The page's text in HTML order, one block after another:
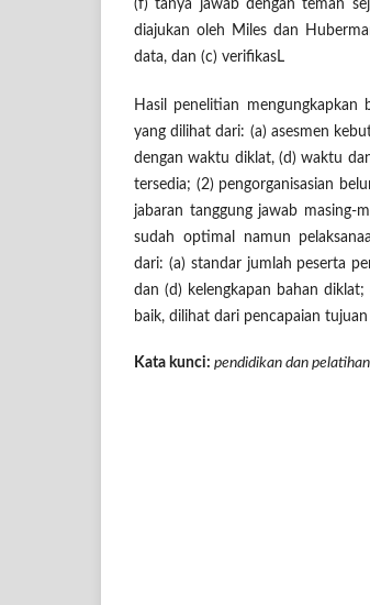
(f) tanya jawab dengan teman
diajukan oleh Miles dan
data, dan (c) verifikasL
Hasil penelitian mengungkapkan
yang dilihat dari: (a) asesmen
dengan waktu diklat, (d) waktu
tersedia; (2) pengorganisasian
jabaran tanggung jawab masing-
sudah optimal namun
dari: (a) standar jumlah peserta
dan (d) kelengkapan bahan
baik, dilihat dari pencapaian
Kata kunci: pendidikan dan